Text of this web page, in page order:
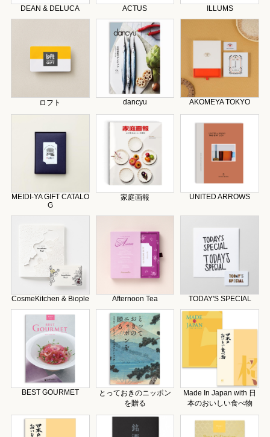
DEAN & DELUCA ACTUS ILLUMS
ロフト dancyu AKOMEYA TOKYO
MEIDI-YA GIFT CATALO
G
家庭画報 UNITED ARROWS
CosmeKitchen & Biople Afternoon Tea TODAY'S SPECIAL
BEST GOURMET
とっておきのニッポン
を贈る
Made In Japan with 日
本のおいしい食べ物